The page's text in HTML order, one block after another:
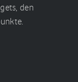
den